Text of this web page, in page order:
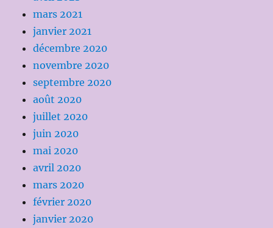
mars 2021
janvier 2021
décembre 2020
novembre 2020
septembre 2020
août 2020
juillet 2020
juin 2020
mai 2020
avril 2020
mars 2020
février 2020
janvier 2020